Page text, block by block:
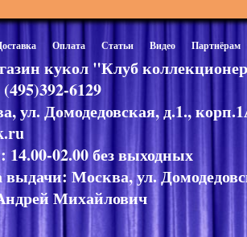
Оплата Статьи Видео Партнёрам
кукол "Клуб
6129
ул. Домодедовская, д.1.,
02.00 без выходных
выдачи: Москва, ул.
Михайлович